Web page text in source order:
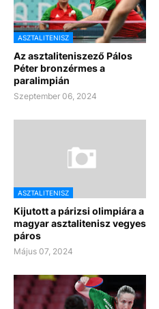
ASZTALITENISZ
Az asztaliteniszező Pálos
Péter bronzérmes a
paralimpián
Szeptember 06, 2024
ASZTALITENISZ
Kijutott a párizsi olimpiára a
magyar asztalitenisz vegyes
páros
Május 07, 2024